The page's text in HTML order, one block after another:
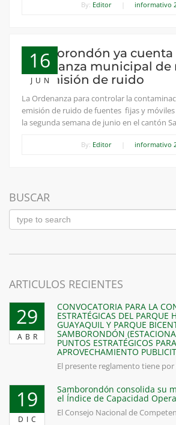
By: Editor informativo
16
JUN
Samborondón ya cuenta
ordenanza municipal
de emisión de ruido
La Ordenanza para controlar la
emisión de ruido de fuentes fijas y
la segunda semana de junio en el cantón
By: Editor informativo
BUSCAR
ARTICULOS RECIENTES
29
ABR
CONVOCATORIA PARA LA
ESTRATÉGICAS DEL PARQUE
GUAYAQUIL Y PARQUE
SAMBORONDÓN
PUNTOS ESTRATÉGICOS PARA
APROVECHAMIENTO
El presente reglamento tiene
19
DIC
Samborondón consolida su
el Índice de Capacidad
El Consejo Nacional de